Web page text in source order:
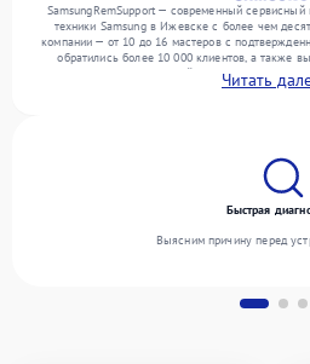
SamsungRemSupport — современный
техники Samsung в Ижевске с более чем
компании — от 10 до 16 мастеров с
обратились более 10 000 клиентов, а также
Ежемесячно в сервисный центр поступает
беремся за задачи любой сложности иЧитать
Быстрая
Выясним причину перед